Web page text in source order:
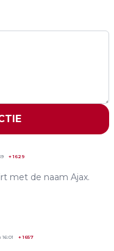
+1629
met de naam Ajax.
+1657